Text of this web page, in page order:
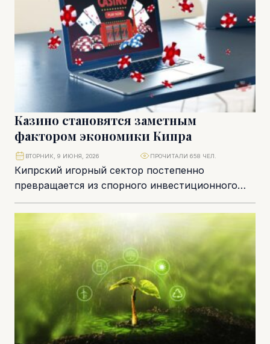
Казино становятся заметным
фактором экономики Кипра
Кипрский игорный сектор постепенно
превращается из спорного инвестиционного
эксперимента в полноценный элемент
экономики страны. Последний отчет Комиссии
по надзору за...
ВТОРНИК, 9 ИЮНЯ, 2026 ПРОЧИТАЛИ 658 ЧЕЛ.